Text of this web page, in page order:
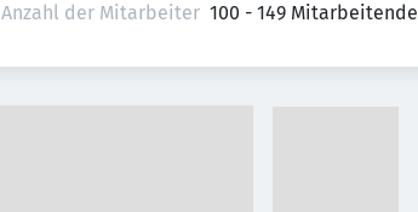
Anzahl der Mitarbeiter 100 - 149 Mitarbeitende